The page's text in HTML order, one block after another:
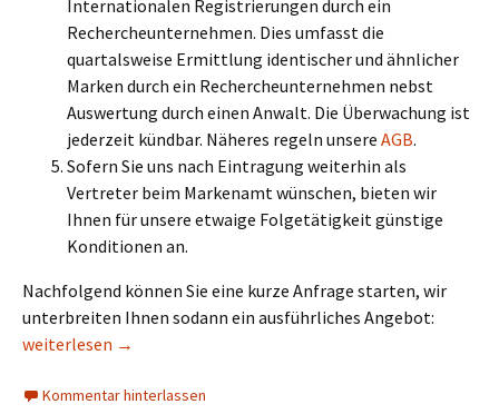
Internationalen Registrierungen durch ein
Rechercheunternehmen. Dies umfasst die
quartalsweise Ermittlung identischer und ähnlicher
Marken durch ein Rechercheunternehmen nebst
Auswertung durch einen Anwalt. Die Überwachung ist
jederzeit kündbar. Näheres regeln unsere AGB.
Sofern Sie uns nach Eintragung weiterhin als
Vertreter beim Markenamt wünschen, bieten wir
Ihnen für unsere etwaige Folgetätigkeit günstige
Konditionen an.
Nachfolgend können Sie eine kurze Anfrage starten, wir
unterbreiten Ihnen sodann ein ausführliches Angebot:
Formular zum EU-Markenschutz (Gemeinschaftsmarke)
weiterlesen →
Kommentar hinterlassen